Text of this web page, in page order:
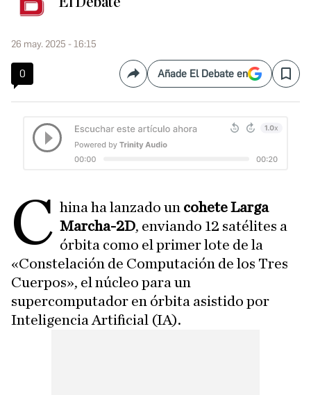
26 may. 2025 - 16:15
0 CompartirAñade El Debate en Save
C hina ha lanzado un cohete Larga
Marcha-2D, enviando 12 satélites a
órbita como el primer lote de la
«Constelación de Computación de los Tres
Cuerpos», el núcleo para un
supercomputador en órbita asistido por
Inteligencia Artificial (IA).